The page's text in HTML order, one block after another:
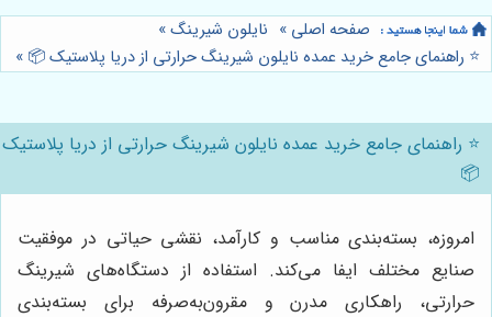
صفحه اصلی » نایلون شیرینگ»
⭐️ راهنمای جامع خرید عمده نایلون شیرینگ حرارتی از دریا پلاستیک 📦 »
⭐️ راهنمای جامع خرید عمده نایلون شیرینگ حرارتی از دریا پلاستیک
📦
امروزه، بسته‌بندی مناسب و کارآمد، نقشی حیاتی در موفقیت
صنایع مختلف ایفا می‌کند. استفاده از دستگاه‌های شیرینگ
حرارتی، راهکاری مدرن و مقرون‌به‌صرفه برای بسته‌بندی